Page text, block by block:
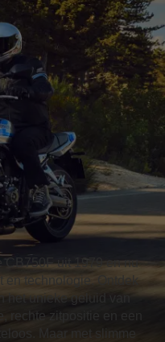
CB750F uit 1979 en nu
en technologie. Ontdek
het unieke geluid van
rechte zitpositie en een
Maar met slimme